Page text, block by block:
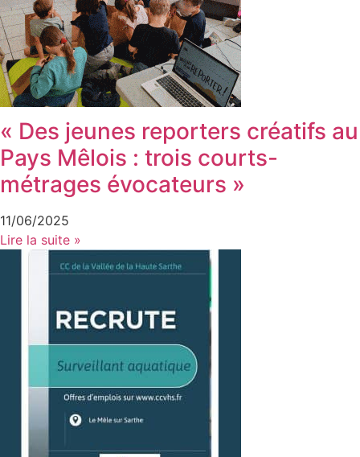
« Des jeunes reporters créatifs au
Pays Mêlois : trois courts-
métrages évocateurs »
11/06/2025
Lire la suite »